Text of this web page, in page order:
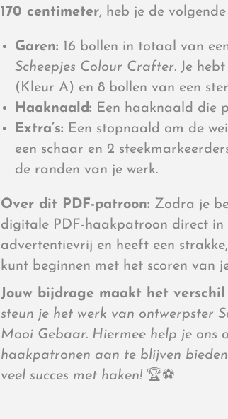
170 centimeter, heb je de
Garen: 16 bollen in totaal van
Scheepjes Colour Crafter. Je
(Kleur A) en 8 bollen van een
Haaknaald: Een haaknaald die
Extra’s: Een stopnaald om de
een schaar en 2
de randen van je werk.
Over dit PDF-patroon: Zodra je
digitale PDF-haakpatroon direct in
advertentievrij en heeft een
kunt beginnen met het scoren van
Jouw bijdrage maakt het verschil
steun je het werk van ontwerpster
Mooi Gebaar. Hiermee help je ons
haakpatronen aan te blijven
veel succes met haken! 🏆⚽